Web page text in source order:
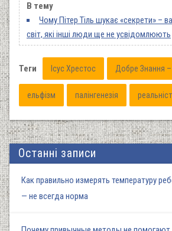
В тему
Чому Пітер Тіль шукає «секрети» –
світ, які інші люди ще не усвідомлюють
Теги Ісус Хрестос Добре Знання –
ельфізм палінгенезія
Останні записи
Как правильно измерять температуру
— не всегда норма